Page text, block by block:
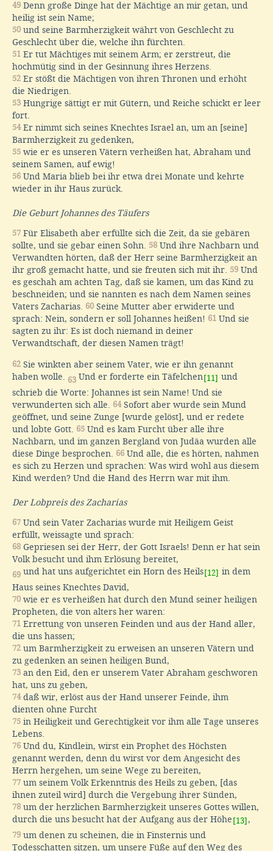
49 Denn große Dinge hat der Mächtige an mir getan, und
heilig ist sein Name;
50 und seine Barmherzigkeit währt von Geschlecht zu
Geschlecht über die, welche ihn fürchten.
51 Er tut Mächtiges mit seinem Arm; er zerstreut, die
hochmütig sind in der Gesinnung ihres Herzens.
52 Er stößt die Mächtigen von ihren Thronen und erhöht
die Niedrigen.
53 Hungrige sättigt er mit Gütern, und Reiche schickt er leer
fort.
54Er nimmt sich seines Knechtes Israel an, um an [seine]
Barmherzigkeit zu gedenken,
55 wie er es unseren Vätern verheißen hat, Abraham und
seinem Samen, auf ewig!
56 Und Maria blieb bei ihr etwa drei Monate und kehrte
wieder in ihr Haus zurück.
Die Geburt Johannes des Täufers
57 Für Elisabeth aber erfüllte sich die Zeit, da sie gebären
sollte, und sie gebar einen Sohn. 58 Und ihre Nachbarn und
Verwandten hörten, daß der Herr seine Barmherzigkeit an
ihr groß gemacht hatte, und sie freuten sich mit ihr. 59 Und
es geschah am achten Tag, daß sie kamen, um das Kind zu
beschneiden; und sie nannten es nach dem Namen seines
Vaters Zacharias. 60 Seine Mutter aber erwiderte und
sprach: Nein, sondern er soll Johannes heißen! 61 Und sie
sagten zu ihr: Es ist doch niemand in deiner
Verwandtschaft, der diesen Namen trägt!
62 Sie winkten aber seinem Vater, wie er ihn genannt
haben wolle. 63 Und er forderte ein Täfelchen [11] und
schrieb die Worte: Johannes ist sein Name! Und sie
verwunderten sich alle. 64Sofort aber wurde sein Mund
geöffnet, und seine Zunge [wurde gelöst], und er redete
und lobte Gott. 65 Und es kam Furcht über alle ihre
Nachbarn, und im ganzen Bergland von Judäa wurden alle
diese Dinge besprochen. 66 Und alle, die es hörten, nahmen
es sich zu Herzen und sprachen: Was wird wohl aus diesem
Kind werden? Und die Hand des Herrn war mit ihm.
Der Lobpreis des Zacharias
67 Und sein Vater Zacharias wurde mit Heiligem Geist
erfüllt, weissagte und sprach:
68 Gepriesen sei der Herr, der Gott Israels! Denn er hat sein
Volk besucht und ihm Erlösung bereitet,
69 und hat uns aufgerichtet ein Horn des Heils [12] in dem
Haus seines Knechtes David,
70 wie er es verheißen hat durch den Mund seiner heiligen
Propheten, die von alters her waren:
71 Errettung von unseren Feinden und aus der Hand aller,
die uns hassen;
72 um Barmherzigkeit zu erweisen an unseren Vätern und
zu gedenken an seinen heiligen Bund,
73 an den Eid, den er unserem Vater Abraham geschworen
hat, uns zu geben,
74daß wir, erlöst aus der Hand unserer Feinde, ihm
dienten ohne Furcht
75 in Heiligkeit und Gerechtigkeit vor ihm alle Tage unseres
Lebens.
76 Und du, Kindlein, wirst ein Prophet des Höchsten
genannt werden, denn du wirst vor dem Angesicht des
Herrn hergehen, um seine Wege zu bereiten,
77 um seinem Volk Erkenntnis des Heils zu geben, [das
ihnen zuteil wird] durch die Vergebung ihrer Sünden,
78 um der herzlichen Barmherzigkeit unseres Gottes willen,
durch die uns besucht hat der Aufgang aus der Höhe [13] ,
79 um denen zu scheinen, die in Finsternis und
Todesschatten sitzen, um unsere Füße auf den Weg des